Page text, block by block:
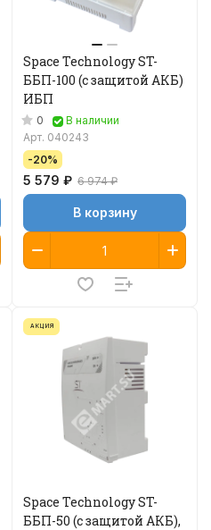
Space Technology ST-
ББП-100 (с защитой АКБ)
ИБП
0
В наличии
Арт. 040243
-20%
5 579 ₽ 6 974 ₽
В корзину
АКЦИЯ
Space Technology ST-
ББП-50 (с защитой АКБ),